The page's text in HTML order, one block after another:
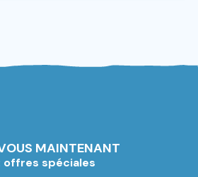
MAINTENANT
offres spéciales